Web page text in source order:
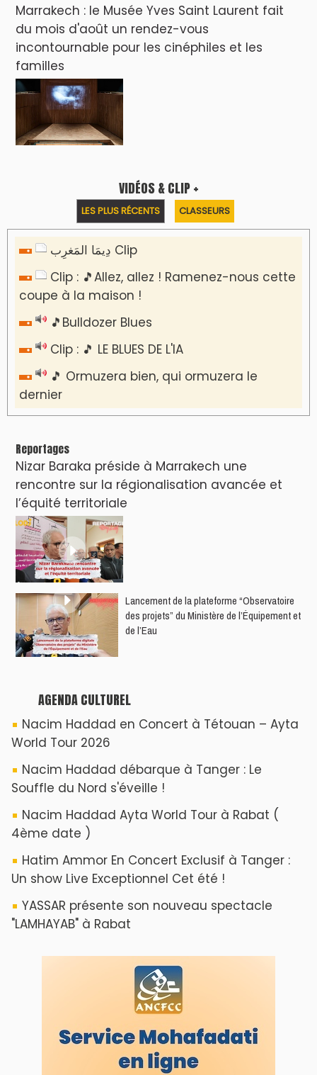
Marrakech : le Musée Yves Saint Laurent fait
du mois d'août un rendez-vous
incontournable pour les cinéphiles et les
familles
VIDÉOS & CLIP +
LES PLUS RÉCENTS CLASSEURS
دِيمَا المَغرِب Clip
Clip : 🎵Allez, allez ! Ramenez-nous cette
coupe à la maison !
🎵Bulldozer Blues
Clip : 🎵 LE BLUES DE L'IA
🎵 Ormuzera bien, qui ormuzera le
dernier
Reportages
Nizar Baraka préside à Marrakech une
rencontre sur la régionalisation avancée et
l’équité territoriale
​Lancement de la plateforme “Observatoire
des projets” du Ministère de l’Équipement et
de l’Eau
AGENDA CULTUREL
Nacim Haddad en Concert à Tétouan – Ayta
World Tour 2026
Nacim Haddad débarque à Tanger : Le
Souffle du Nord s'éveille !
Nacim Haddad Ayta World Tour à Rabat (
4ème date )
Hatim Ammor En Concert Exclusif à Tanger :
Un show Live Exceptionnel Cet été !
YASSAR présente son nouveau spectacle
"LAMHAYAB" à Rabat